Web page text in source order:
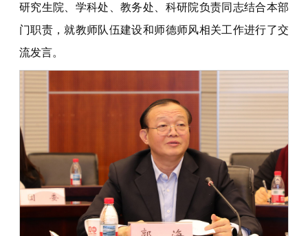
研究生院、学科处、教务处、科研院负责同志结合本部
门职责，就教师队伍建设和师德师风相关工作进行了交
流发言。